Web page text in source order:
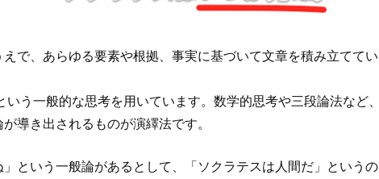
で、あらゆる要素や根拠、事実に基づいて文章を積み立ててい
う一般的な思考を用いています。数学的思考や三段論法など、
導き出されるものが演繹法です。
という一般論があるとして、「ソクラテスは人間だ」というの